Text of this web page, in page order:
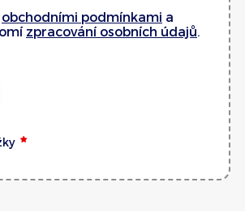
obchodními podmínkami a
zpracování osobních údajů